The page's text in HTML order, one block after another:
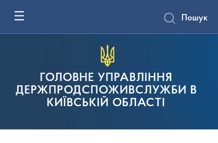
ГОЛОВНЕ УПРАВЛІННЯ
ДЕРЖПРОДСПОЖИВСЛУЖБИ В
КИЇВСЬКІЙ ОБЛАСТІ
Пошук